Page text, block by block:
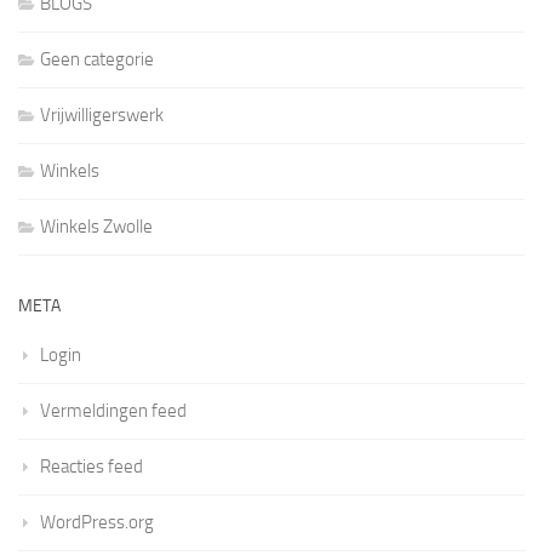
Geen categorie
Vrijwilligerswerk
Winkels
Winkels Zwolle
META
Login
Vermeldingen feed
Reacties feed
WordPress.org